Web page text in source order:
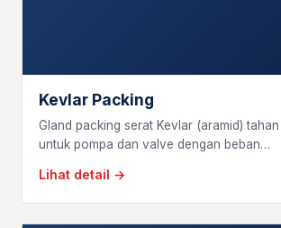
Kevlar Packing
Gland packing serat Kevlar (aramid)
untuk pompa dan valve dengan beban…
Lihat detail →